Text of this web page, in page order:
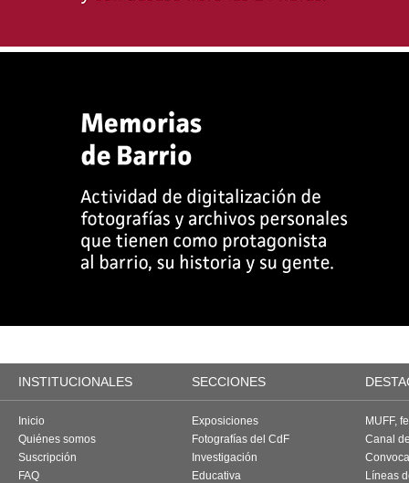
INSTITUCIONALES SECCIONES
Inicio
Quiénes somos
Suscripción
FAQ
Exposiciones
Fotografías del CdF
Investigación
Educativa
MUFF,
Canal
Líneas